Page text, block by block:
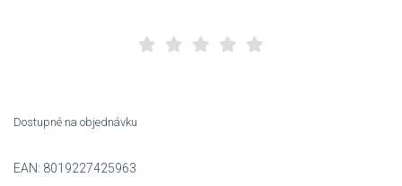
je:
Dostupné na objednávku
EAN: 8019227425963